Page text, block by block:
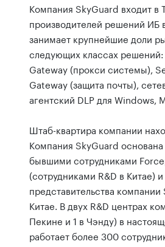
Компания SkyGuard входит в
производителей решений ИБ
занимает крупнейшие доли
следующих классах
Gateway (прокси системы),
Gateway (защита почты),
агентский DLP для Windows,
Штаб-квартира компании
Компания SkyGuard основана
бывшими сотрудниками
(сотрудниками R&D в Китае) и
представительства
Китае. В двух R&D центрах
Пекине и 1 в Чэнду) в
работает более 300